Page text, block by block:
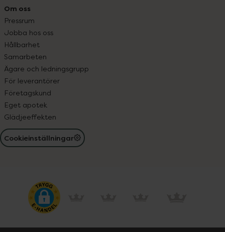
Om oss
Pressrum
Jobba hos oss
Hållbarhet
Samarbeten
Ägare och ledningsgrupp
För leverantörer
Företagskund
Eget apotek
Glädjeeffekten
Cookieinställningar